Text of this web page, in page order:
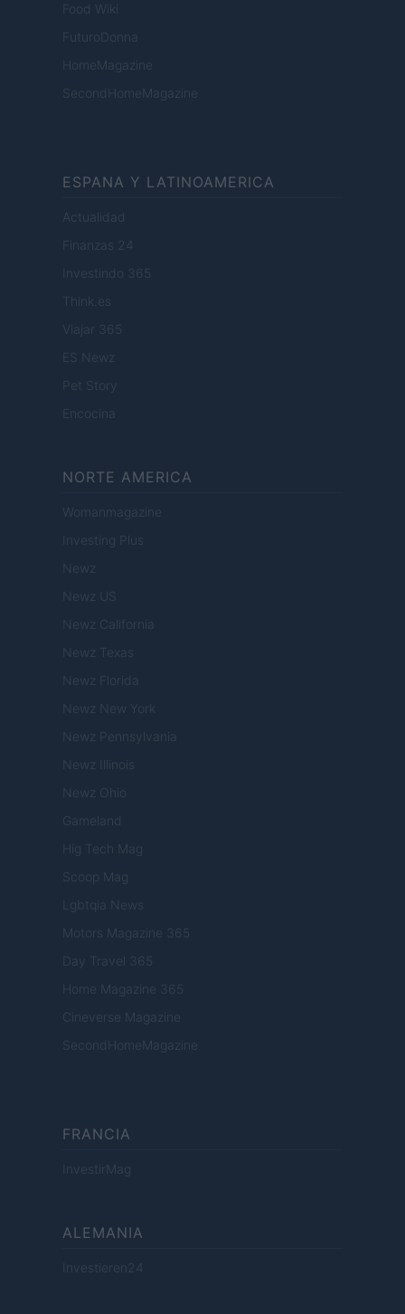
Food Wiki
FuturoDonna
HomeMagazine
SecondHomeMagazine
ESPANA Y LATINOAMERICA
Actualidad
Finanzas 24
Investindo 365
Think.es
Viajar 365
ES Newz
Pet Story
Encocina
NORTE AMERICA
Womanmagazine
Investing Plus
Newz
Newz US
Newz California
Newz Texas
Newz Florida
Newz New York
Newz Pennsylvania
Newz Illinois
Newz Ohio
Gameland
Hig Tech Mag
Scoop Mag
Lgbtqia News
Motors Magazine 365
Day Travel 365
Home Magazine 365
Cineverse Magazine
SecondHomeMagazine
FRANCIA
InvestirMag
ALEMANIA
Investieren24